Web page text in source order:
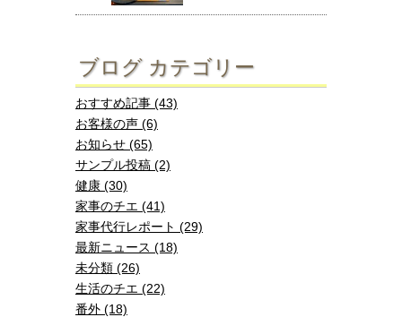
ブログ カテゴリー
おすすめ記事 (43)
お客様の声 (6)
お知らせ (65)
サンプル投稿 (2)
健康 (30)
家事のチエ (41)
家事代行レポート (29)
最新ニュース (18)
未分類 (26)
生活のチエ (22)
番外 (18)